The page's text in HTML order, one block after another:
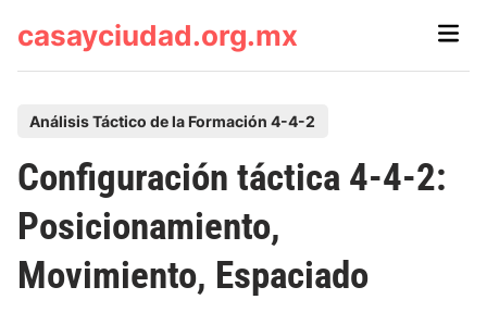
casayciudad.org.mx
Main
s
t
e
d
Análisis Táctico de la Formación 4-4-2
Configuración táctica 4-4-2:
Posicionamiento,
Movimiento, Espaciado